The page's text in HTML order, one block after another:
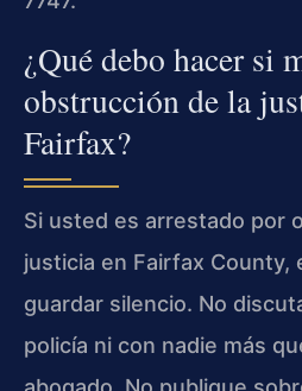
¿Qué debo hacer si
obstrucción de la
Fairfax?
Si usted es arrestado por
justicia en Fairfax County,
guardar silencio. No
policía ni con nadie más